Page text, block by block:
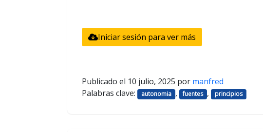
Iniciar sesión para ver más
Publicado el 10 julio, 2025 por manfred
Palabras clave:
autonomia , fuentes , principios